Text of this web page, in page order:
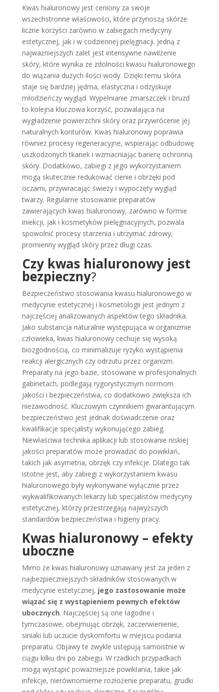
Kwas hialuronowy jest ceniony za swoje
wszechstronne właściwości, które przynoszą skórze
liczne korzyści zarówno w zabiegach medycyny
estetycznej, jak i w codziennej pielęgnacji. Jedną z
najważniejszych zalet jest intensywne nawilżenie
skóry, które wynika ze zdolności kwasu hialuronowego
do wiązania dużych ilości wody. Dzięki temu skóra
staje się bardziej jędrna, elastyczna i odzyskuje
młodzieńczy wygląd. Wypełnianie zmarszczek i bruzd
to kolejna kluczowa korzyść, pozwalająca na
wygładzenie powierzchni skóry oraz przywrócenie jej
naturalnych konturów. Kwas hialuronowy poprawia
również procesy regeneracyjne, wspierając odbudowę
uszkodzonych tkanek i wzmacniając barierę ochronną
skóry. Dodatkowo, zabiegi z jego wykorzystaniem
mogą skutecznie redukować cienie i obrzęki pod
oczami, przywracając świeży i wypoczęty wygląd
twarzy. Regularne stosowanie preparatów
zawierających kwas hialuronowy, zarówno w formie
iniekcji, jak i kosmetyków pielęgnacyjnych, pozwala
spowolnić procesy starzenia i utrzymać zdrowy,
promienny wygląd skóry przez długi czas.
Czy kwas hialuronowy jest
bezpieczny?
Bezpieczeństwo stosowania kwasu hialuronowego w
medycynie estetycznej i kosmetologii jest jednym z
najczęściej analizowanych aspektów tego składnika.
Jako substancja naturalnie występująca w organizmie
człowieka, kwas hialuronowy cechuje się wysoką
biozgodnością, co minimalizuje ryzyko wystąpienia
reakcji alergicznych czy odrzutu przez organizm.
Preparaty na jego bazie, stosowane w profesjonalnych
gabinetach, podlegają rygorystycznym normom
jakości i bezpieczeństwa, co dodatkowo zwiększa ich
niezawodność. Kluczowym czynnikiem gwarantującym
bezpieczeństwo jest jednak doświadczenie oraz
kwalifikacje specjalisty wykonującego zabieg.
Niewłaściwa technika aplikacji lub stosowanie niskiej
jakości preparatów może prowadzić do powikłań,
takich jak asymetria, obrzęk czy infekcje. Dlatego tak
istotne jest, aby zabiegi z wykorzystaniem kwasu
hialuronowego były wykonywane wyłącznie przez
wykwalifikowanych lekarzy lub specjalistów medycyny
estetycznej, którzy przestrzegają najwyższych
standardów bezpieczeństwa i higieny pracy.
Kwas hialuronowy – efekty
uboczne
Mimo że kwas hialuronowy uznawany jest za jeden z
najbezpieczniejszych składników stosowanych w
medycynie estetycznej, jego zastosowanie może
wiązać się z wystąpieniem pewnych efektów
ubocznych. Najczęściej są one łagodne i
tymczasowe, obejmując obrzęk, zaczerwienienie,
siniaki lub uczucie dyskomfortu w miejscu podania
preparatu. Objawy te zwykle ustępują samoistnie w
ciągu kilku dni po zabiegu. W rzadkich przypadkach
mogą wystąpić poważniejsze powikłania, takie jak
infekcje, nierównomierne rozłożenie preparatu, grudki